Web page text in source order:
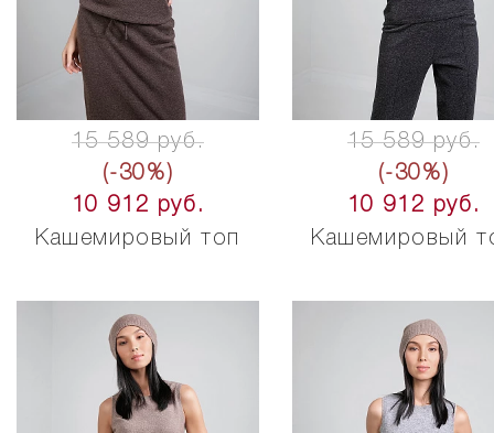
15 589 руб.
(-30%)
10 912 руб.
Кашемировый топ
15 589 руб.
(-30%)
10 912 руб.
Кашемировый